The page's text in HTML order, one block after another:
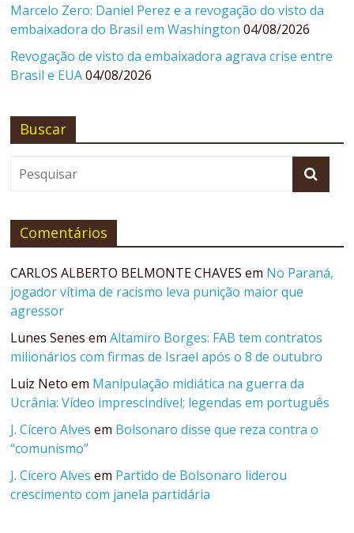
Marcelo Zero: Daniel Perez e a revogação do visto da
embaixadora do Brasil em Washington 04/08/2026
Revogação de visto da embaixadora agrava crise entre
Brasil e EUA 04/08/2026
Buscar
Comentários
CARLOS ALBERTO BELMONTE CHAVES em No Paraná,
jogador vítima de racismo leva punição maior que
agressor
Lunes Senes emAltamiro Borges: FAB tem contratos
milionários com firmas de Israel após o 8 de outubro
Luiz Neto em Manipulação midiática na guerra da
Ucrânia: Vídeo imprescindível; legendas em português
J. Cícero Alves em Bolsonaro disse que reza contra o
“comunismo”
J. Cícero Alves em Partido de Bolsonaro liderou
crescimento com janela partidária